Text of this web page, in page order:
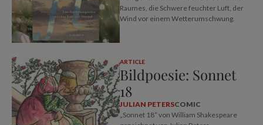
Raumes, die Schwere feuchter Luft, der
Wind vor einem Wetterumschwung.
ARTICLE
Bildpoesie: Sonnet
18
JULIAN PETERSCOMIC
„Sonnet 18“ von William Shakespeare